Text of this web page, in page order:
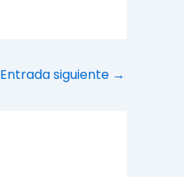
Entrada siguiente →